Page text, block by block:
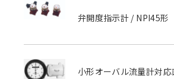
弁開度指示計 / NPI45形
小形オーバル流量計対応